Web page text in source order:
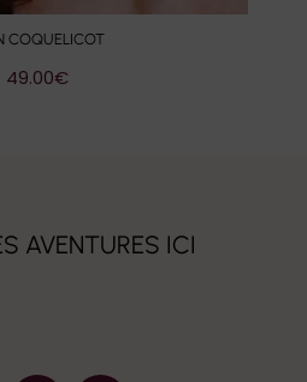
COQUELICOT
49.00€
AVENTURES ICI